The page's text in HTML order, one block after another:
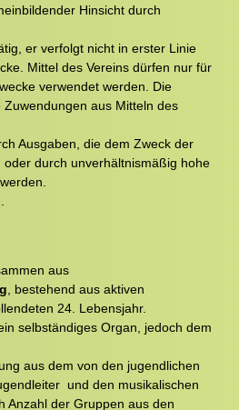
Hinsicht durch
er verfolgt nicht in erster Linie
Mittel des Vereins dürfen nur für
verwendet werden. Die
aus Mitteln des
Ausgaben, die dem Zweck der
oder durch unverhältnismäßig hohe
aus
, bestehend aus aktiven
24. Lebensjahr.
selbständiges Organ, jedoch dem
aus dem von den jugendlichen
und den musikalischen
Anzahl der Gruppen aus den